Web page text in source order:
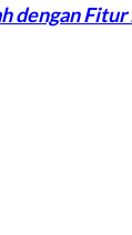
dengan Fitur